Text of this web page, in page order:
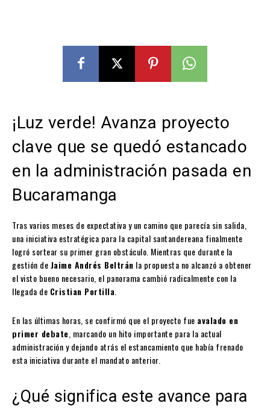
¡Luz verde! Avanza proyecto
clave que se quedó estancado
en la administración pasada en
Bucaramanga
Tras varios meses de expectativa y un camino que parecía sin salida,
una iniciativa estratégica para la capital santandereana finalmente
logró sortear su primer gran obstáculo. Mientras que durante la
gestión deJaime Andrés Beltrán la propuesta no alcanzó a obtener
el visto bueno necesario, el panorama cambió radicalmente con la
llegada de Cristian Portilla
En las últimas horas, se confirmó que el proyecto fue avalado en
primer debate , marcando un hito importante para la actual
administración y dejando atrás el estancamiento que había frenado
esta iniciativa durante el mandato anterior.
¿Qué significa este avance para